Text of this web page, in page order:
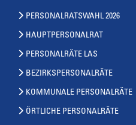
PERSONALRATSWAHL 2026
HAUPTPERSONALRAT
PERSONALRÄTE LAS
BEZIRKSPERSONALRÄTE
KOMMUNALE PERSONALRÄTE
ÖRTLICHE PERSONALRÄTE